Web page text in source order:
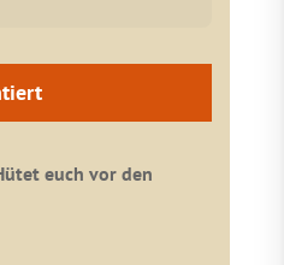
euch vor den